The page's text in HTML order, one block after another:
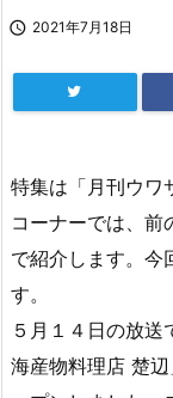
 2021年7月18日
特集は「月刊ウワ
コーナーでは、前
で紹介します。今
す。
５月１４日の放
海産物料理店 楚